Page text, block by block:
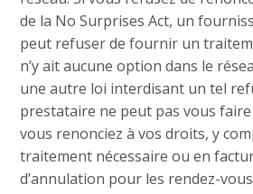
de la No Surprises Act, un
peut refuser de fournir un
n’y ait aucune option dans le
une autre loi interdisant un tel
prestataire ne peut pas vous
vous renonciez à vos droits, y
traitement nécessaire ou en
d’annulation pour les rendez-